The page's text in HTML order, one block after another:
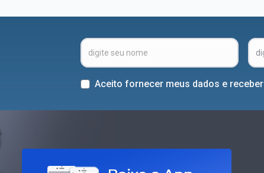
Aceito fornecer meus dados e